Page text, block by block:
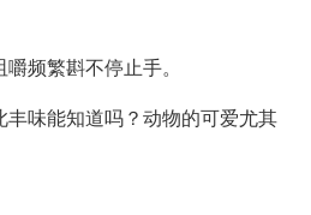
频繁斟不停止手。
味能知道吗？动物的可爱尤其